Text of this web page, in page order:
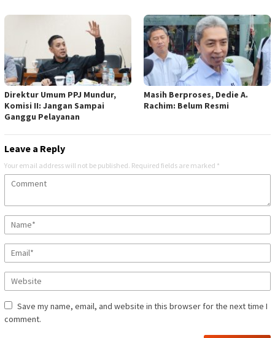
Direktur Umum PPJ Mundur,
Komisi II: Jangan Sampai
Ganggu Pelayanan
Masih Berproses, Dedie A.
Rachim: Belum Resmi
Leave a Reply
Your email address will not be published. Required fields are marked *
Save my name, email, and website in this browser for the next time I
comment.